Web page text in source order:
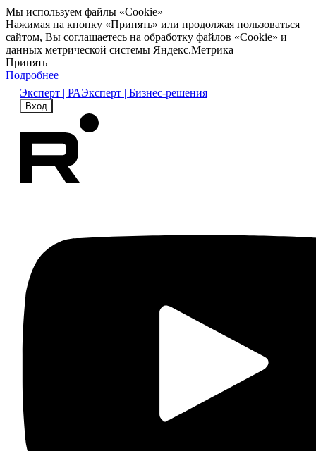
Мы используем файлы «Cookie»
Нажимая на кнопку «Принять» или продолжая пользоваться
сайтом, Вы соглашаетесь на обработку файлов «Cookie» и
данных метрической системы Яндекс.Метрика
Принять
Подробнее
Эксперт | РАЭксперт | Бизнес-решения
Вход